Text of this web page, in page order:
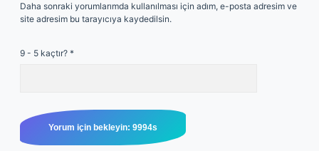
Daha sonraki yorumlarımda kullanılması için adım, e-posta adresim ve
site adresim bu tarayıcıya kaydedilsin.
9 - 5 kaçtır? *